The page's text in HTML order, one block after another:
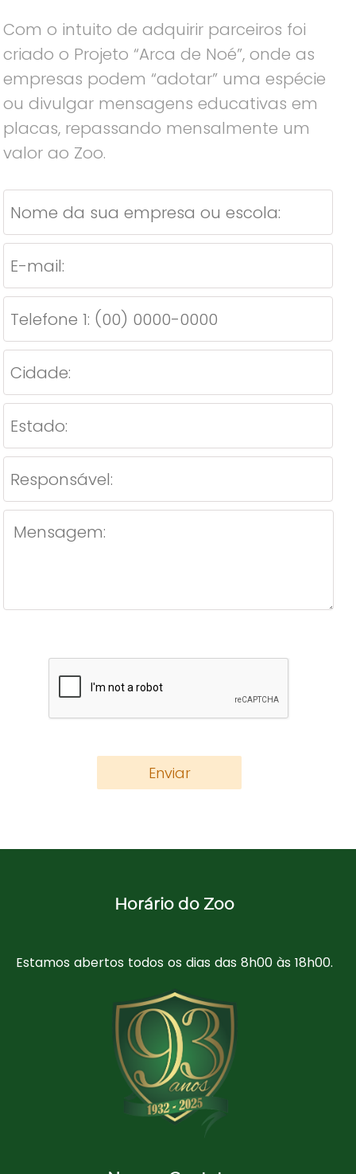
Com o intuito de adquirir parceiros foi
criado o Projeto “Arca de Noé”, onde as
empresas podem “adotar” uma espécie
ou divulgar mensagens educativas em
placas, repassando mensalmente um
valor ao Zoo.
Horário do Zoo
Estamos abertos todos os dias das 8h00 às 18h00.